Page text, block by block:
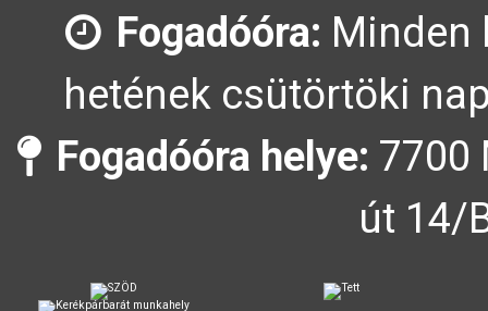
Fogadóóra: Minden
hetének csütörtöki
Fogadóóra helye: 7700
út 14/